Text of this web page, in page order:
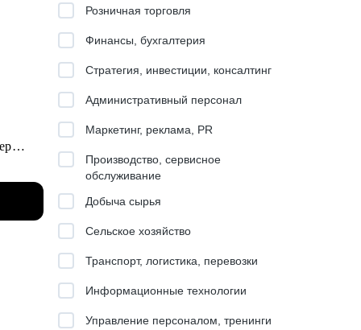
Розничная торговля
Финансы, бухгалтерия
Стратегия, инвестиции, консалтинг
Административный персонал
Маркетинг, реклама, PR
Производство, сервисное
обслуживание
Добыча сырья
Сельское хозяйство
Транспорт, логистика, перевозки
Информационные технологии
Управление персоналом, тренинги